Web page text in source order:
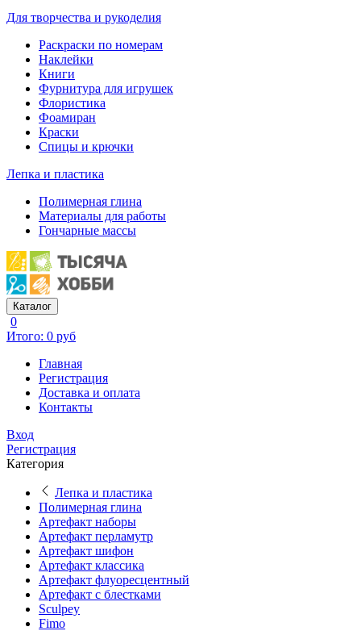
Для творчества и рукоделия
Раскраски по номерам
Наклейки
Книги
Фурнитура для игрушек
Флористика
Фоамиран
Краски
Спицы и крючки
Лепка и пластика
Полимерная глина
Материалы для работы
Гончарные массы
Каталог
0
Итого: 0 руб
Главная
Регистрация
Доставка и оплата
Контакты
Вход
Регистрация
Категория
Лепка и пластика
Полимерная глина
Артефакт наборы
Артефакт перламутр
Артефакт шифон
Артефакт классика
Артефакт флуоресцентный
Артефакт с блестками
Sculpey
Fimo